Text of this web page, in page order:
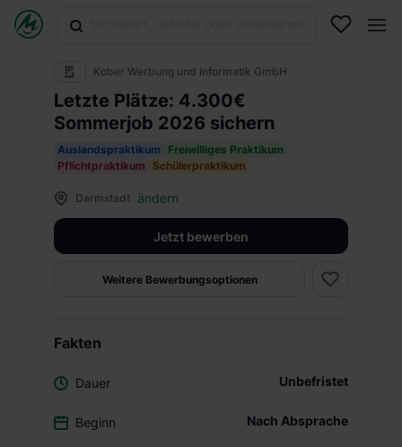
Kober Werbung und Informatik GmbH
Letzte Plätze: 4.300€
Sommerjob 2026 sichern
Auslandspraktikum
Freiwilliges Praktikum
Pflichtpraktikum
Schülerpraktikum
Darmstadt ändern
Jetzt bewerben
Weitere Bewerbungsoptionen
Fakten
Dauer Unbefristet
Beginn Nach Absprache